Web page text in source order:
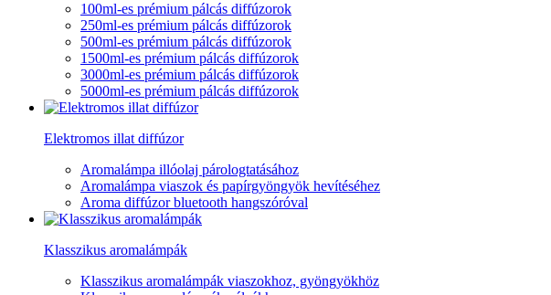
100ml-es prémium pálcás diffúzorok
250ml-es prémium pálcás diffúzorok
500ml-es prémium pálcás diffúzorok
1500ml-es prémium pálcás diffúzorok
3000ml-es prémium pálcás diffúzorok
5000ml-es prémium pálcás diffúzorok
Elektromos illat diffúzor
Aromalámpa illóolaj párologtatásához
Aromalámpa viaszok és papírgyöngyök hevítéséhez
Aroma diffúzor bluetooth hangszóróval
Klasszikus aromalámpák
Klasszikus aromalámpák viaszokhoz, gyöngyökhöz